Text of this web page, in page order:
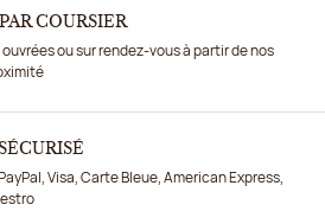
COURSIER
ou sur rendez-vous à partir de nos
Visa, Carte Bleue, American Express,